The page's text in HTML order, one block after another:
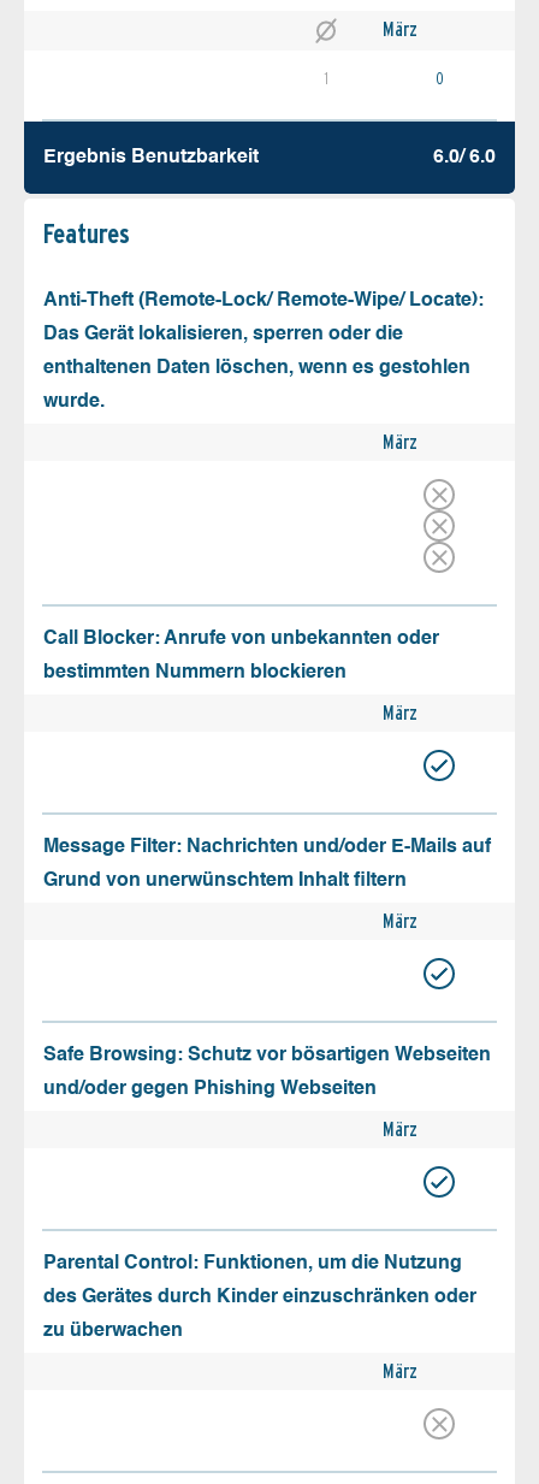
März
1 0
Ergebnis Benutz­barkeit 6.0/ 6.0
Features
Anti-Theft (Remote-Lock/ Remote-Wipe/ Locate):
Das Gerät lokalisieren, sperren oder die
enthaltenen Daten löschen, wenn es gestohlen
wurde.
März
Call Blocker: Anrufe von unbekannten oder
bestimmten Nummern blockieren
März
Message Filter: Nachrichten und/oder E-Mails auf
Grund von unerwünschtem Inhalt filtern
März
Safe Browsing: Schutz vor bösartigen Webseiten
und/oder gegen Phishing Webseiten
März
Parental Control: Funktionen, um die Nutzung
des Gerätes durch Kinder einzuschränken oder
zu überwachen
März